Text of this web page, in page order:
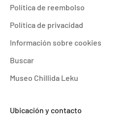
Política de reembolso
Política de privacidad
Información sobre cookies
Buscar
Museo Chillida Leku
Ubicación y contacto